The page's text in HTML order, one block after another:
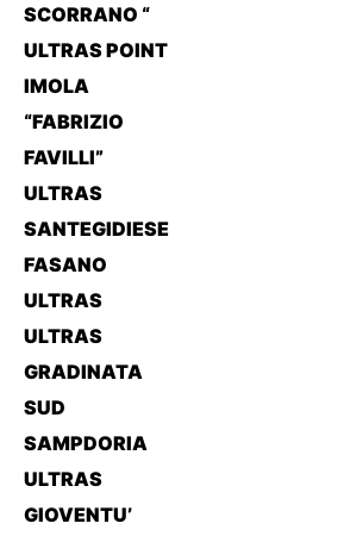
SCORRANO “
ULTRAS POINT
IMOLA
“FABRIZIO
FAVILLI”
ULTRAS
SANTEGIDIESE
FASANO
ULTRAS
ULTRAS
GRADINATA
SUD
SAMPDORIA
ULTRAS
GIOVENTU’